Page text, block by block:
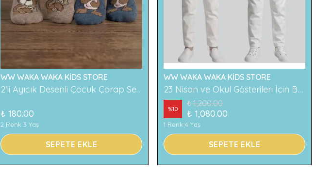
WW WAKA WAKA KİDS STORE
2'li Ayıcık Desenli Çocuk Çorap Seti Renkli ve Eğlenceli Desenler Rahat ve Yumuşak Kumaş
₺ 180.00
2 Renk 3 Yaş
SEPETE EKLE
WW WAKA WAKA KİDS STORE
23 Nisan ve Okul Gösterileri İçin Beyaz Çocuk Pantolonu
%10
₺ 1,200.00
₺ 1,080.00
1 Renk 4 Yaş
SEPETE EKLE